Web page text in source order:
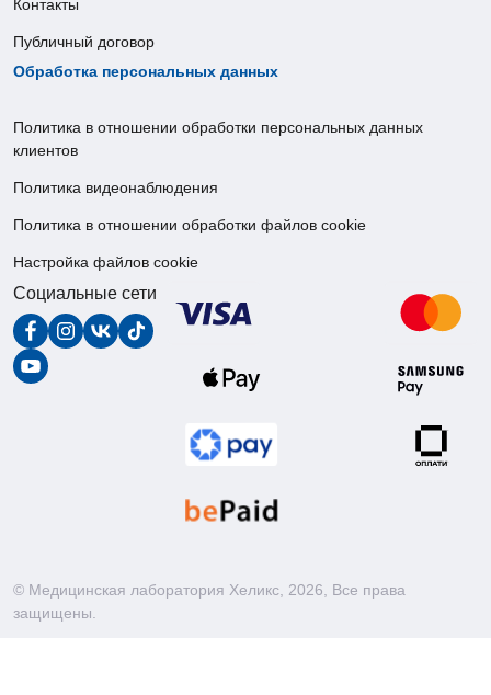
Контакты
Публичный договор
Обработка персональных данных
Политика в отношении обработки персональных данных
клиентов
Политика видеонаблюдения
Политика в отношении обработки файлов cookie
Настройка файлов cookie
Социальные сети
© Медицинская лаборатория Хеликс, 2026 , Все права
защищены.